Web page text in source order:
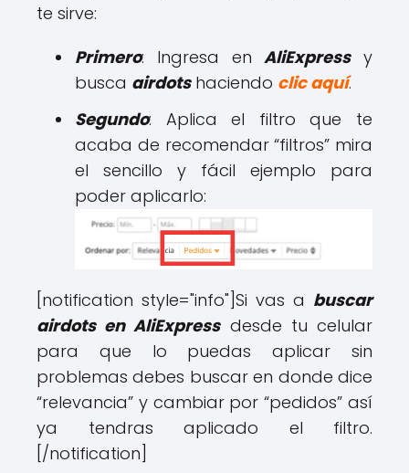
te sirve:
Primero: Ingresa enAliExpressy
busca airdotshaciendo clic aquí.
Segundo: Aplica el filtro que te
acaba de recomendar “filtros” mira
el sencillo y fácil ejemplo para
poder aplicarlo:
[notification style="info"]Si vas a buscar
airdots en AliExpressdesde tu celular
para que lo puedas aplicar sin
problemas debes buscar en donde dice
“relevancia” y cambiar por “pedidos” así
ya tendras aplicado el filtro.
[/notification]